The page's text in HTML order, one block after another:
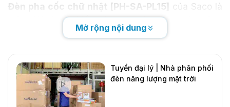
Đèn pha cốc chữ nhật [PH-SA-PL15]
của Saco là
một giải pháp chiếu sáng lý tưởng cho các công
trình cần sự chiếu sáng mạnh mẽ và hiệu quả. Với
vườn, bãi đỗ xe, hoặc các công trình ngoài trời
khác.
Mở rộng nội dung
Tuyển đại lý | Nhà phân phối
đèn năng lượng mặt trời